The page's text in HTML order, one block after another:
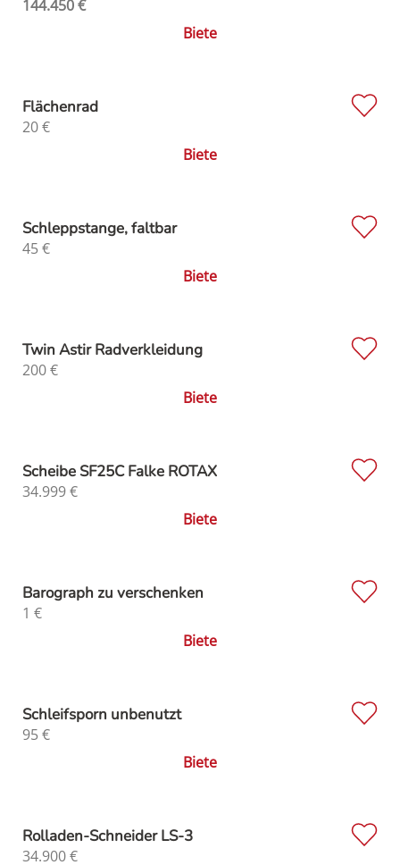
144.450€
Biete
Flächenrad
20€
Biete
Schleppstange, faltbar
45€
Biete
Twin Astir Radverkleidung
200€
Biete
Scheibe SF25C Falke ROTAX
34.999€
Biete
Barograph zu verschenken
1 €
Biete
Schleifsporn unbenutzt
95€
Biete
Rolladen-Schneider LS-3
34.900€